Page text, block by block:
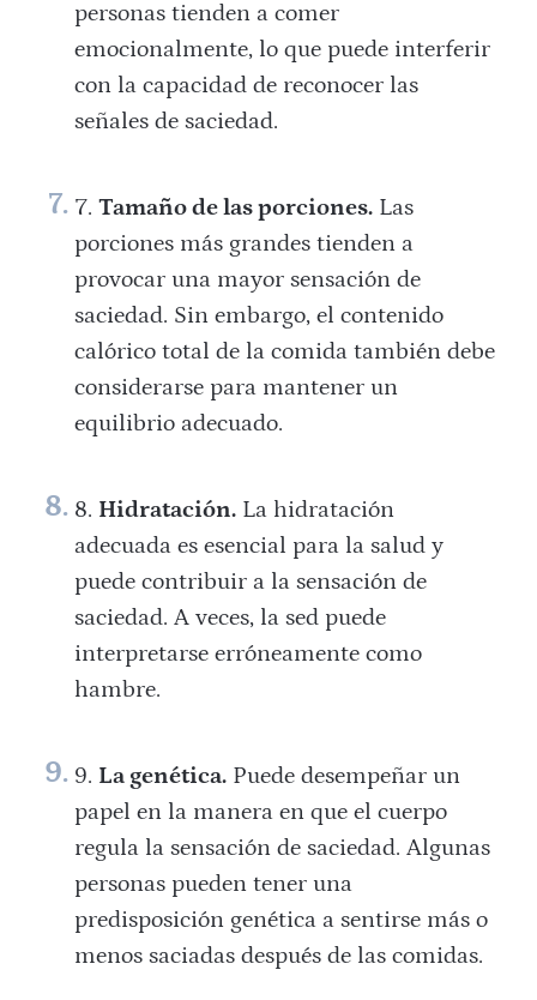
personas tienden a comer
emocionalmente, lo que puede interferir
con la capacidad de reconocer las
señales de saciedad.
Tamaño de las porciones.Las
porciones más grandes tienden a
provocar una mayor sensación de
saciedad. Sin embargo, el contenido
calórico total de la comida también debe
considerarse para mantener un
equilibrio adecuado.
Hidratación.La hidratación
adecuada es esencial para la salud y
puede contribuir a la sensación de
saciedad. A veces, la sed puede
interpretarse erróneamente como
hambre.
La genética.Puede desempeñar un
papel en la manera en que el cuerpo
regula la sensación de saciedad. Algunas
personas pueden tener una
predisposición genética a sentirse más o
menos saciadas después de las comidas.